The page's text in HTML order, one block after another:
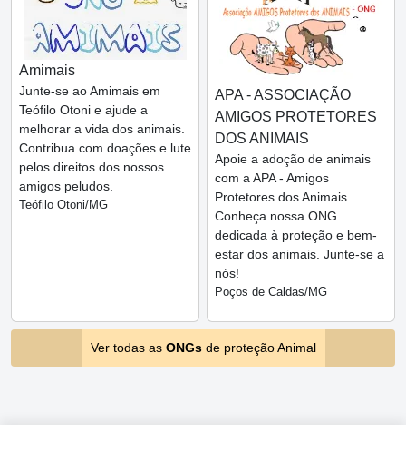
Amimais
Junte-se ao Amimais em
Teófilo Otoni e ajude a
melhorar a vida dos animais.
Contribua com doações e lute
pelos direitos dos nossos
amigos peludos.
Teófilo Otoni/MG
APA - ASSOCIAÇÃO
AMIGOS PROTETORES
DOS ANIMAIS
Apoie a adoção de animais
com a APA - Amigos
Protetores dos Animais.
Conheça nossa ONG
dedicada à proteção e bem-
estar dos animais. Junte-se a
nós!
Poços de Caldas/MG
Ver todas as ONGsde proteção Animal